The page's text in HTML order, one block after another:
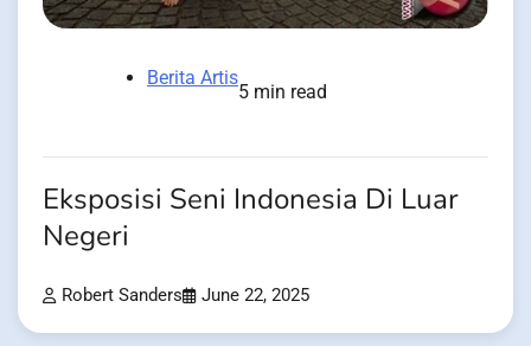
Berita Artis
5 min read
Eksposisi Seni Indonesia Di Luar
Negeri
Robert Sanders June 22, 2025